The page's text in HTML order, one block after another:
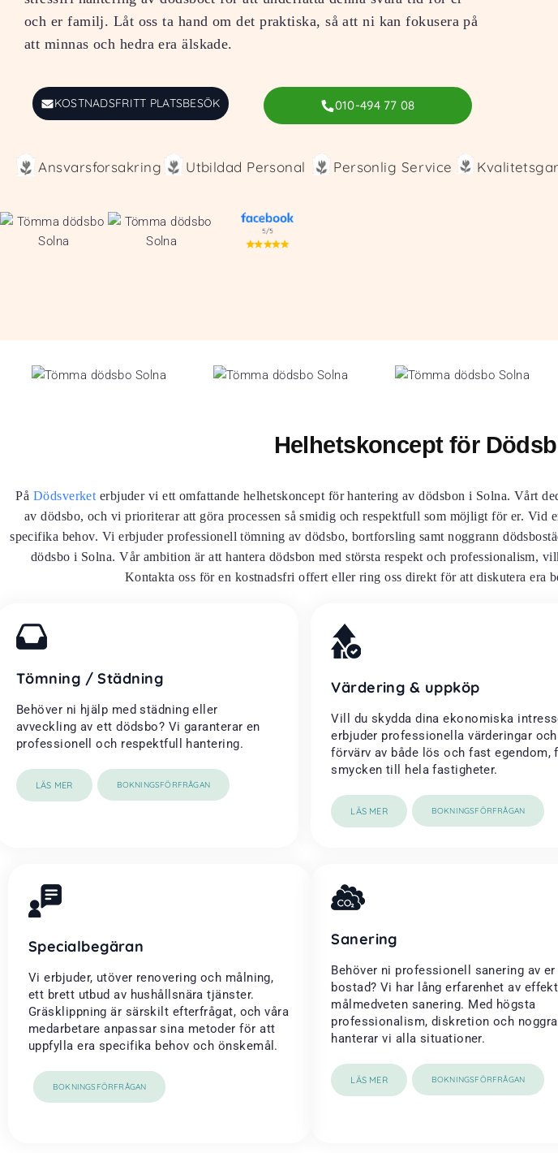
och er familj. Låt oss ta hand om det praktiska, så att ni kan fokusera på
att minnas och hedra era älskade.
KOSTNADSFRITT PLATSBESÖK 010-494 77 08
Ansvarsforsakring Utbildad Personal Personlig Service
Helhetskoncept för
På Dödsverketerbjuder vi ett omfattande helhetskoncept för hantering av dödsbon i Solna. Vårt
av dödsbo, och vi prioriterar att göra processen så smidig och respektfull som möjligt för er. Vid
specifika behov. Vi erbjuder professionell tömning av dödsbo, bortforsling samt noggrann
dödsbo i Solna. Vår ambition är att hantera dödsbon med största respekt och professionalism,
Kontakta oss för en kostnadsfri offert eller ring oss direkt för att diskutera era
Tömning / Städning
Behöver ni hjälp med städning eller
avveckling av ett dödsbo? Vi garanterar en
professionell och respektfull hantering.
LÄS MER BOKNINGSFÖRFRÅGAN
Värdering & uppköp
Vill du skydda dina ekonomiska
erbjuder professionella värderingar och
förvärv av både lös och fast egendom,
smycken till hela fastigheter.
LÄS MER BOKNINGSFÖRFRÅGAN
Specialbegäran
Vi erbjuder, utöver renovering och målning,
ett brett utbud av hushållsnära tjänster.
Gräsklippning är särskilt efterfrågat, och våra
medarbetare anpassar sina metoder för att
uppfylla era specifika behov och önskemål.
BOKNINGSFÖRFRÅGAN
Sanering
Behöver ni professionell sanering av er
bostad? Vi har lång erfarenhet av
målmedveten sanering. Med högsta
professionalism, diskretion och
hanterar vi alla situationer.
LÄS MER BOKNINGSFÖRFRÅGAN